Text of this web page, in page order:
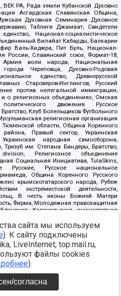
ВЕК РА, Рада земли Кубанской Духовно
Асгардская Славянская Община,
Духовная Семинария Духовное
Таблиги Джамаат, Свидетели
Национал-социалистическое
Вилайат Кабарды, Балкарии
Валь-Хиджра, Пит Буль, Национал-
России, Славянский союз, Формат-18,
воли народа, Национальная
Череповца, Духовно-Родовая
единство, Древнерусской
Староверов-Инглингов, Русский
против нелегальной иммиграции,
о религиозных объединениях, Омская
движения Русское
Клуб Болельщиков Футбольного
религиозная организация
области, Община Коренного
Правый сектор, Украинская
народная самооборона,
Тризуб им. Степана Бандеры, Братство,
Религиозное объединение
Социальная Инициатива, TulaSkins,
Русские, Русское национальное
Община Коренного Русского
крымскотатарского народа, Рубеж
экстремистской деятельности,
В честь иконы Божией Матери
Фирма, Молодежная правозащитная
Каракольская инициативная
Ак Умут, Русская республика Русь,
Нация и свобода, W.H.С., Фалунь
клуб-Новокузнецк/РПК,
с коррупцией, Фонд защиты прав
граждан СССР Прикубанского округа г.
ru/documents/7822/
сайта мы используем
). К сайту подключены
LiveInternet, top.mail.ru,
файлы cookies
).
согласна